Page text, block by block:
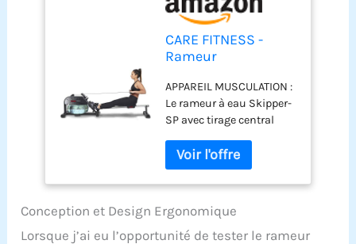
CARE FITNESS -
Rameur
Skipper-SP -
Résistance à Eau -
Écran LCD 6
Fonctions - Tirage
Central - Rameur
Pliable
Ergonomique,
Robuste et
Confortable
APPAREIL MUSCULATION :
Le rameur à eau Skipper-
SP avec tirage central
équilibrée de la tension
sur vos muscles de bras
ainsi que l’ensemble de
votre corps. La résistance
par eau garantit une
grande fluidité du
Conception et Design Ergonomique
Lorsque j’ai eu l’opportunité de tester le rameur